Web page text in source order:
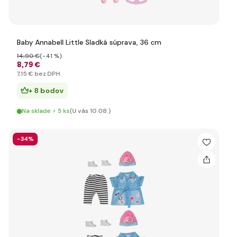
Baby Annabell Little Sladká súprava, 36 cm
8,79 €
14,90 €(-41 %)
7,15 € bez DPH
+ 8 bodov
Na sklade > 5 ks(U vás 10.08.)
-34%